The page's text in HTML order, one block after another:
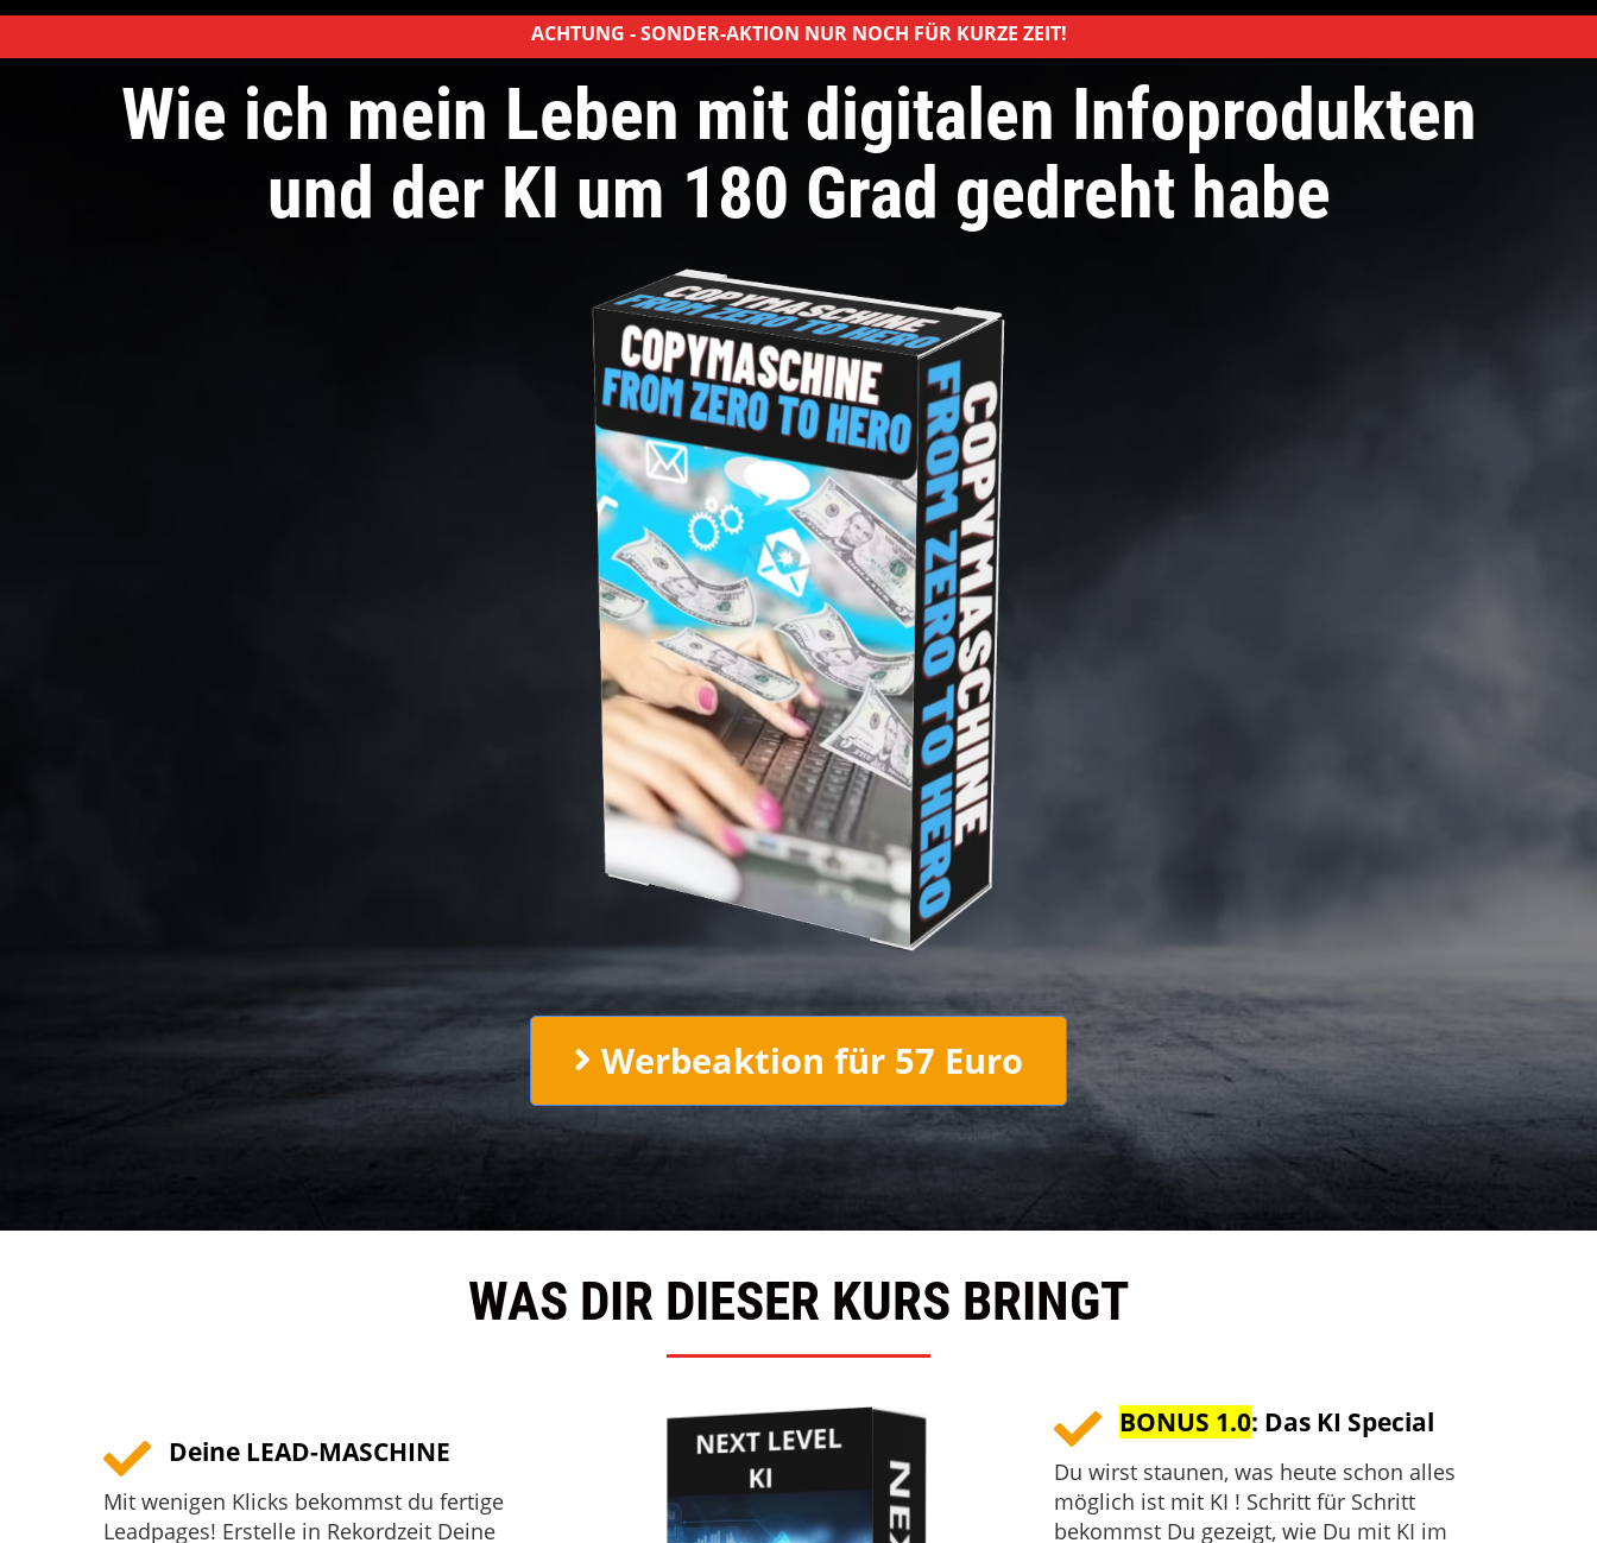
ACHTUNG - SONDER-AKTION NUR NOCH FÜR KURZE ZEIT!
Wie ich mein Leben mit digitalen Infoprodukten
und der KI um 180 Grad gedreht habe
Werbeaktion für 57 Euro
WAS DIR DIESER KURS BRINGT
Deine LEAD-MASCHINE
Mit wenigen Klicks bekommst du fertige
Leadpages! Erstelle in Rekordzeit Deine
BONUS 1.0: Das KI Special
Du wirst staunen, was heute schon alles
möglich ist mit KI ! Schritt für Schritt
bekommst Du gezeigt, wie Du mit KI im